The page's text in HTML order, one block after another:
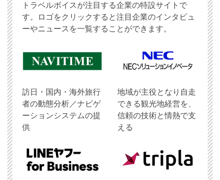
トラベルボイスが注目する企業の特設サイトで
す。ロゴをクリックすると注目企業のインタビュ
ーやニュースを一覧することができます。
訪日・国内・海外旅行
者の動態分析／ナビゲ
ーションシステムの提
供
地域が主役となり自走
できる観光地経営を、
信頼の技術と情熱で支
える